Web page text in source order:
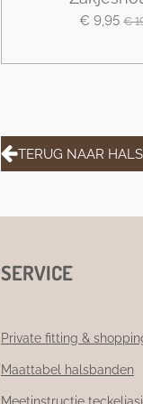
€ 9,95 €
TERUG NAAR
SERVICE
Private fitting &
Maattabel halsbanden